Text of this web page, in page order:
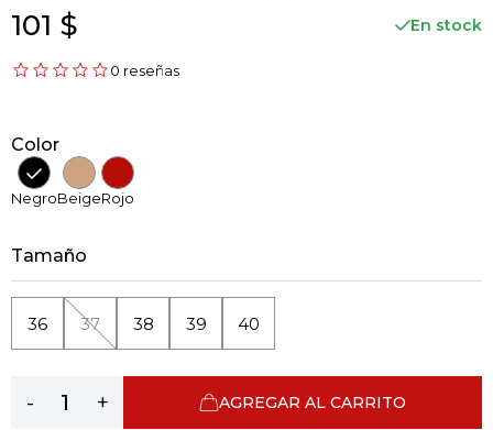
101 $ En stock
0 reseñas
Color
NegroBeigeRojo
Tamaño
36 37 38 39 40
- + AGREGAR AL CARRITO